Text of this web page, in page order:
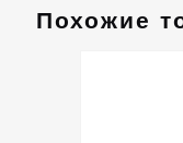
Похожие